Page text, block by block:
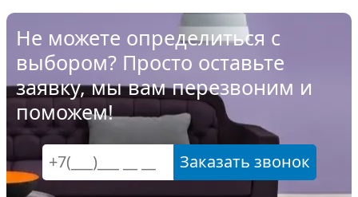
Не можете определиться с
выбором? Просто оставьте
заявку, мы вам перезвоним и
поможем!
Заказать звонок